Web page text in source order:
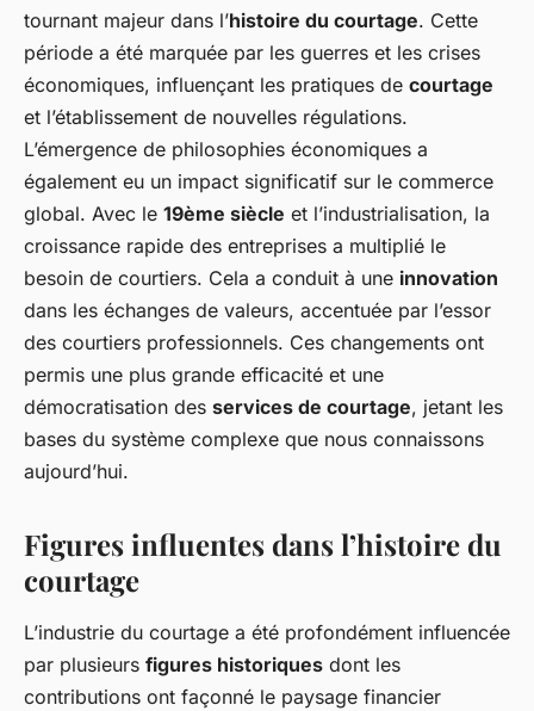
tournant majeur dans l’histoire du courtage. Cette
période a été marquée par les guerres et les crises
économiques, influençant les pratiques de courtage
et l’établissement de nouvelles régulations.
L’émergence de philosophies économiques a
également eu un impact significatif sur le commerce
global. Avec le 19ème siècle et l’industrialisation, la
croissance rapide des entreprises a multiplié le
besoin de courtiers. Cela a conduit à une innovation
dans les échanges de valeurs, accentuée par l’essor
des courtiers professionnels. Ces changements ont
permis une plus grande efficacité et une
démocratisation des services de courtage, jetant les
bases du système complexe que nous connaissons
aujourd’hui.
Figures influentes dans l’histoire du
courtage
L’industrie du courtage a été profondément influencée
par plusieurs figures historiques dont les
contributions ont façonné le paysage financier